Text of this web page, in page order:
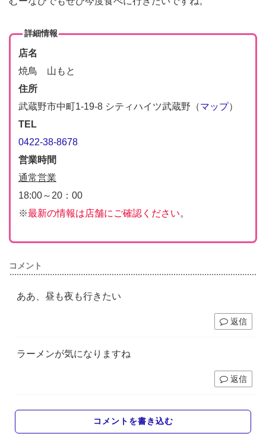
詳細情報
店名
焼鳥 山もと
住所
武蔵野市中町1-19-8 シティハイツ武蔵野（マップ）
TEL
0422-38-8678
営業時間
通常営業
18:00～20：00
※最新の情報は店舗にご確認ください。
コメント
ああ、昼も夜も行きたい
返信
ラーメンが気になりますね
返信
コメントを書き込む